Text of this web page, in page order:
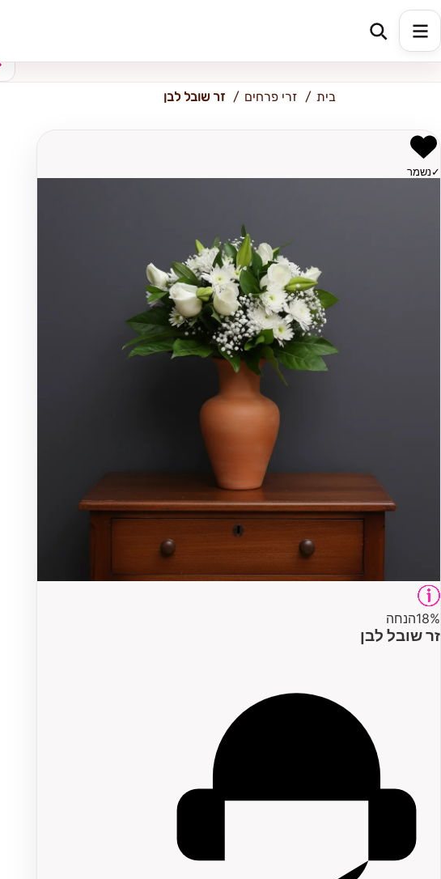
כתובת למשלוח
בית זרי פרחים זר שובל לבן
✓ נשמר
18%הנחה
זר שובל לבן